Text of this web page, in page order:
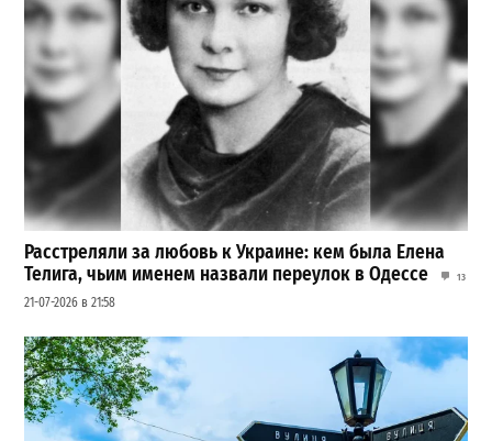
Расстреляли за любовь к Украине: кем была Елена
Телига, чьим именем назвали переулок в Одессе
13
21-07-2026 в 21:58